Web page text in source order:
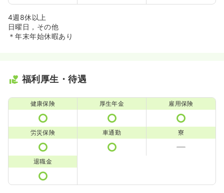
4週8休以上
日曜日，その他
＊年末年始休暇あり
福利厚生・待遇
健康保険 厚生年金 雇用保険
労災保険 車通勤 寮
退職金